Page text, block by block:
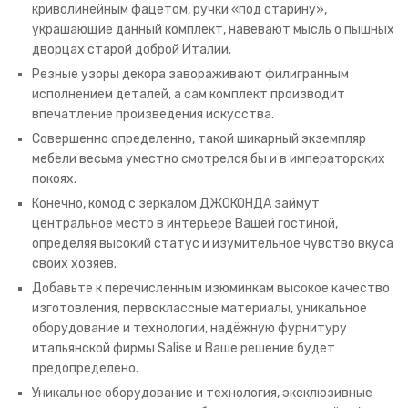
криволинейным фацетом, ручки «под старину»,
украшающие данный комплект, навевают мысль о пышных
дворцах старой доброй Италии.
Резные узоры декора завораживают филигранным
исполнением деталей, а сам комплект производит
впечатление произведения искусства.
Совершенно определенно, такой шикарный экземпляр
мебели весьма уместно смотрелся бы и в императорских
покоях.
Конечно, комод с зеркалом ДЖОКОНДА займут
центральное место в интерьере Вашей гостиной,
определяя высокий статус и изумительное чувство вкуса
своих хозяев.
Добавьте к перечисленным изюминкам высокое качество
изготовления, первоклассные материалы, уникальное
оборудование и технологии, надёжную фурнитуру
итальянской фирмы Salise и Ваше решение будет
предопределено.
Уникальное оборудование и технология, эксклюзивные